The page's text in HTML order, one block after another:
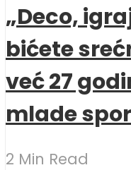
„Deco,
bićete
već 27
mlade
2 Min Read